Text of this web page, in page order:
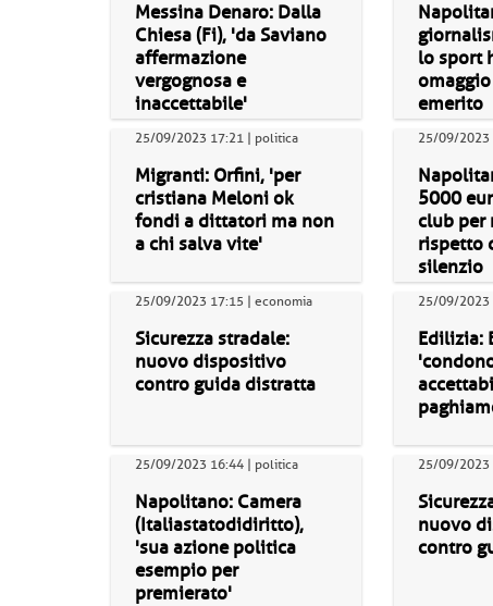
Messina Denaro: Dalla
Chiesa (Fi), 'da Saviano
affermazione
vergognosa e
inaccettabile'
lo sport
emerito
25/09/2023 17:21 | politica
Migranti: Orfini, 'per
cristiana Meloni ok
fondi a dittatori ma non
a chi salva vite'
25/09/2023
5000
club per
rispetto
silenzio
25/09/2023 17:15 | economia
Sicurezza stradale:
nuovo dispositivo
contro guida distratta
25/09/2023
Edilizia:
25/09/2023 16:44 | politica
Napolitano: Camera
(Italiastatodidiritto),
'sua azione politica
esempio per
premierato'
25/09/2023
nuovo
contro